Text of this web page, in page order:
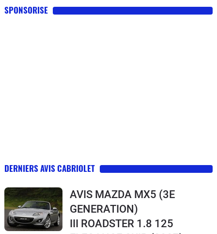
SPONSORISE
DERNIERS AVIS CABRIOLET
AVIS MAZDA MX5 (3E
GENERATION)
III ROADSTER 1.8 125